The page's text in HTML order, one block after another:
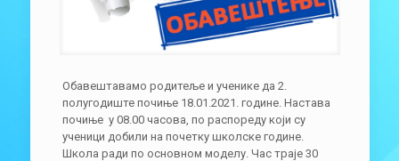
Обавештавамо родитеље и ученике да 2.
полугодиште почиње 18.01.2021. године. Настава
почиње у 08.00 часова, по распореду који су
ученици добили на почетку школске године.
Школа ради по основном моделу. Час траје 30